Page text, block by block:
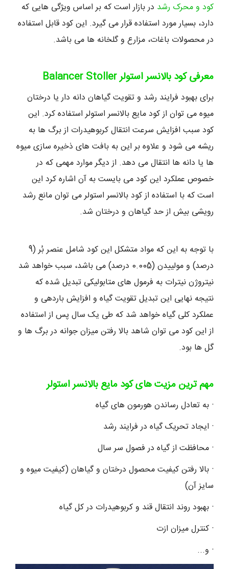
کود و محرک رشد در بازار است که بر اساس ویژگی هایی که
دارد، بسیار مورد استفاده قرار می گیرد. این کود قابل استفاده
در محصولات باغات، مزارع و گلخانه ها می باشد.
معرفی کود بالانسر استولرBalancer Stoller
برای بهبود فرایند رشد و تقویت گیاهان دانه دار یا درختان
میوه می توان از کود مایع بالانسر استولر استفاده کرد. این
کود سبب افزایش سرعت انتقال کربوهیدرات از برگ ها به
ریشه می شود و علاوه بر این به بافت های ذخیره سازی میوه
ها یا دانه ها انتقال می دهد. از دیگر موارد مهمی که در
خصوص عملکرد این کود می بایست به آن اشاره کرد این
است که با استفاده از کود بالانسر استولر می توان مانع رشد
رویشی بیش از حد گیاهان و درختان شد.
با توجه به این که مواد متشکل این کود شامل عنصر بُر (9
درصد) و مولییدن (0.005 درصد) می باشد، سبب خواهد شد
نیتروژن نیترات به فرمول های متابولیکی تبدیل شده که
نتیجه نهایی این تبدیل تقویت گیاه و افزایش باردهی و
عملکرد کلی گیاه خواهد شد که طی یک سال پس از استفاده
از این کود می توان شاهد بالا رفتن میزان جوانه در برگ ها و
گل ها بود.
مهم ترین مزیت های کود مایع بالانسر استولر
· به تعادل رساندن هورمون های گیاه
· ایجاد تحریک گیاه در فرایند رشد
· محافظت از گیاه در فصول سر سال
· بالا رفتن کیفیت محصول درختان و گیاهان (کیفیت میوه و
سایز آن)
· بهبود روند انتقال قند و کربوهیدرات در کل گیاه
· کنترل میزان ازت
· و...